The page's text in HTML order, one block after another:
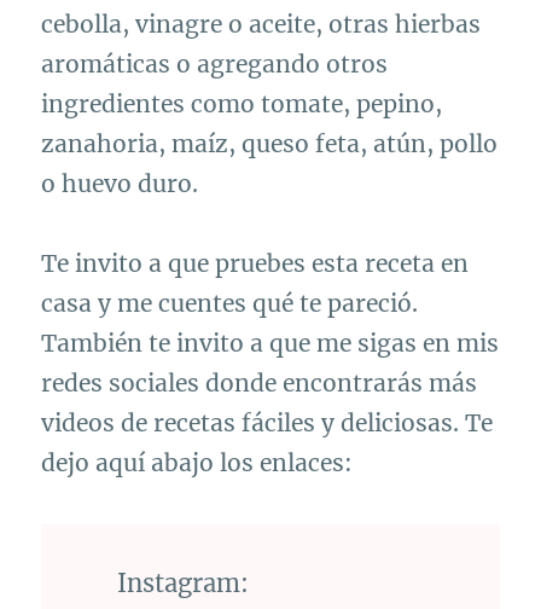
cebolla, vinagre o aceite, otras hierbas
aromáticas o agregando otros
ingredientes como tomate, pepino,
zanahoria, maíz, queso feta, atún, pollo
o huevo duro.
Te invito a que pruebes esta receta en
casa y me cuentes qué te pareció.
También te invito a que me sigas en mis
redes sociales donde encontrarás más
videos de recetas fáciles y deliciosas. Te
dejo aquí abajo los enlaces:
Instagram: